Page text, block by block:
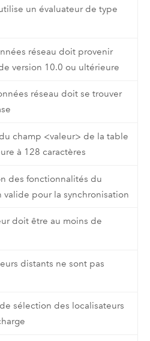
un évaluateur de type
réseau doit provenir
version 10.0 ou ultérieure
réseau doit se trouver
champ <valeur> de la table
à 128 caractères
des fonctionnalités du
pour la synchronisation
doit être au moins de
distants ne sont pas
sélection des localisateurs